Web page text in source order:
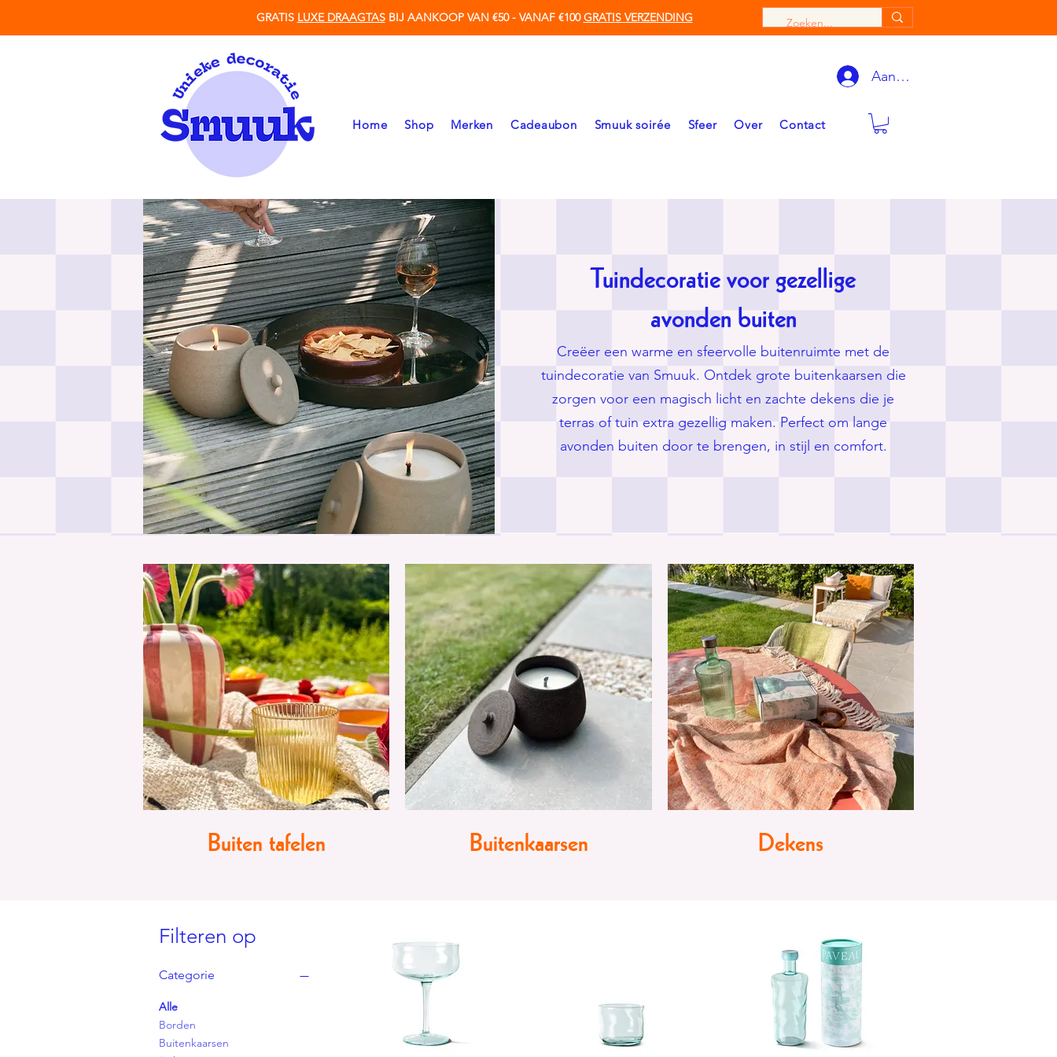
GRATIS LUXE DRAAGTASBIJ AANKOOP VAN €50 - VANAF €100GRATIS VERZENDING
Home Shop Merken Cadeaubon Smuuk soirée Sfeer Over Contact
Aanmelden
Tuindecoratie voor gezellige
avonden buiten
Creëer een warme en sfeervolle buitenruimte met de
tuindecoratie van Smuuk. Ontdek grote buitenkaarsen die
zorgen voor een magisch licht en zachte dekens die je
terras of tuin extra gezellig maken. Perfect om lange
avonden buiten door te brengen, in stijl en comfort.
Buiten tafelen Buitenkaarsen Dekens
Filteren op
Categorie
Alle
Borden
Buitenkaarsen